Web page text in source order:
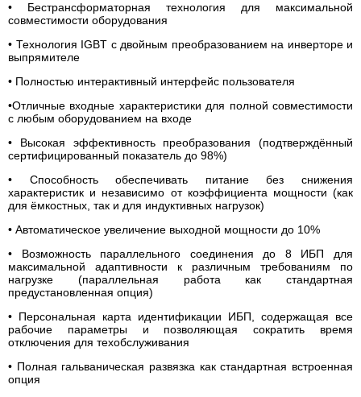
• Бестрансформаторная технология для максимальной
совместимости оборудования
• Технология IGBT с двойным преобразованием на инверторе и
выпрямителе
• Полностью интерактивный интерфейс пользователя
•Отличные входные характеристики для полной совместимости
с любым оборудованием на входе
• Высокая эффективность преобразования (подтверждённый
сертифицированный показатель до 98%)
• Способность обеспечивать питание без снижения
характеристик и независимо от коэффициента мощности (как
для ёмкостных, так и для индуктивных нагрузок)
• Автоматическое увеличение выходной мощности до 10%
• Возможность параллельного соединения до 8 ИБП для
максимальной адаптивности к различным требованиям по
нагрузке (параллельная работа как стандартная
предустановленная опция)
• Персональная карта идентификации ИБП, содержащая все
рабочие параметры и позволяющая сократить время
отключения для техобслуживания
• Полная гальваническая развязка как стандартная встроенная
опция